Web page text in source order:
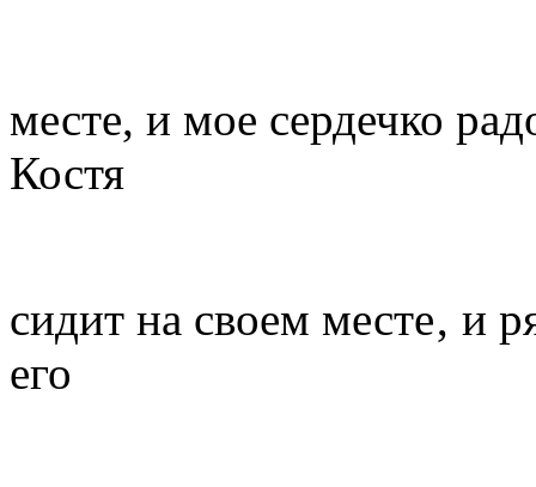
месте, и мое сердечко
Костя
сидит на своем месте‚ и
его